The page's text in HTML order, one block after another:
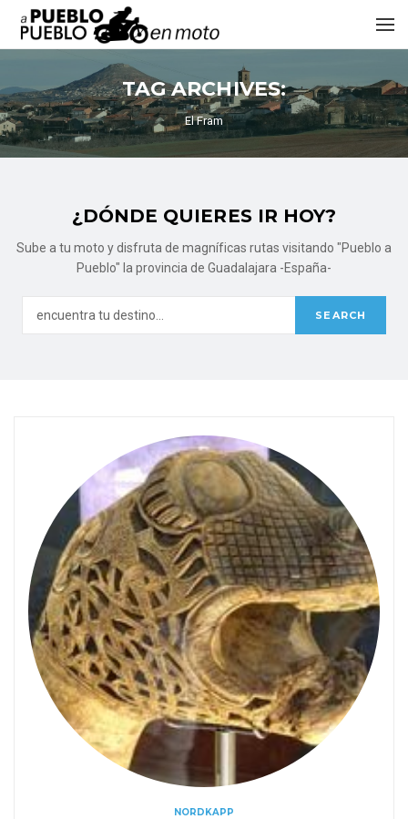
TAG ARCHIVES:
El Fram
¿DÓNDE QUIERES IR HOY?
Sube a tu moto y disfruta de magníficas rutas visitando "Pueblo a
Pueblo" la provincia de Guadalajara -España-
NORDKAPP